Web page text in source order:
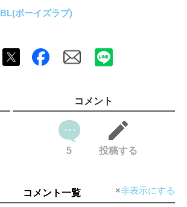
BL(ボーイズラブ)
コメント
5 投稿する
コメント一覧 非表示にする